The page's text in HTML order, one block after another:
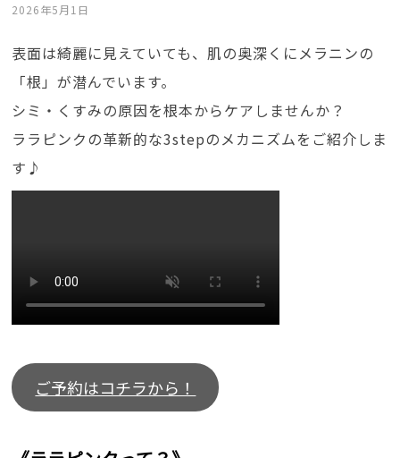
2026年5月1日
表面は綺麗に見えていても、肌の奥深くにメラニンの
「根」が潜んでいます。
シミ・くすみの原因を根本からケアしませんか？
ララピンクの革新的な3stepのメカニズムをご紹介しま
す♪
ご予約はコチラから！